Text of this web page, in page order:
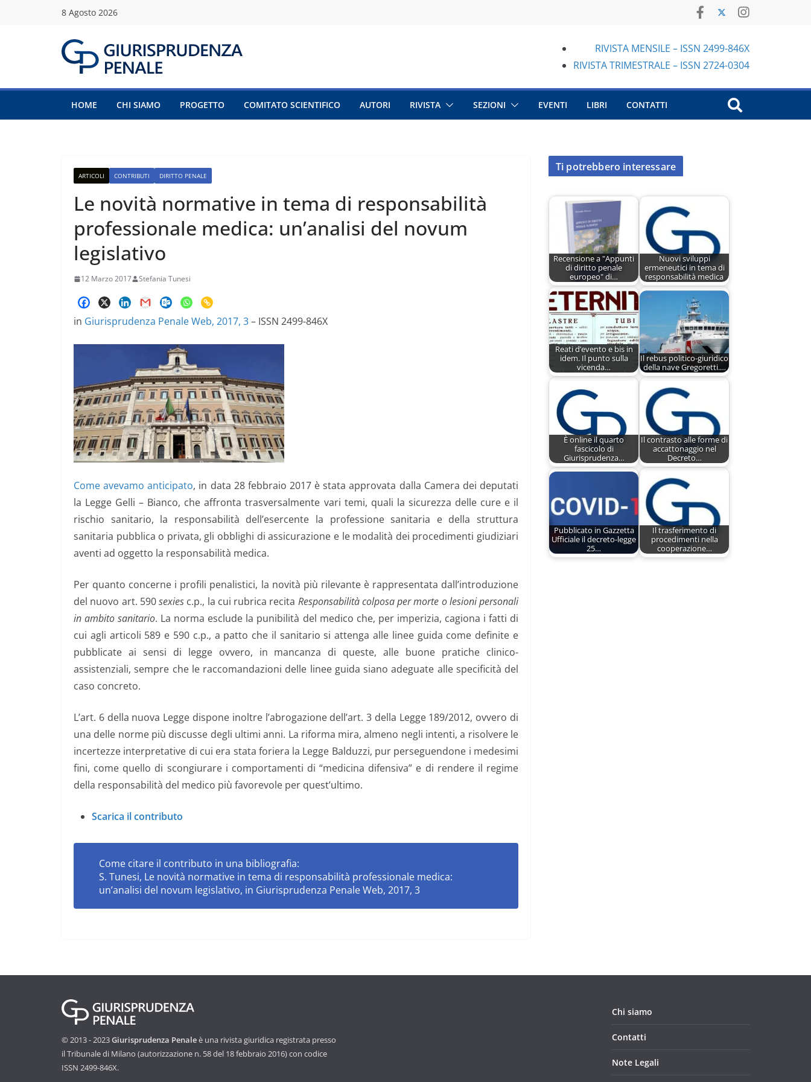
8 Agosto 2026
RIVISTA MENSILE – ISSN 2499-846X
RIVISTA TRIMESTRALE – ISSN 2724-0304
HOME CHI SIAMO PROGETTO COMITATO SCIENTIFICO AUTORI RIVISTA SEZIONI EVENTI LIBRI CONTATTI
ARTICOLI CONTRIBUTI DIRITTO PENALE
Le novità normative in tema di responsabilità
professionale medica: un’analisi del novum
legislativo
12 Marzo 2017 Stefania Tunesi
in Giurisprudenza Penale Web, 2017, 3– ISSN 2499-846X
Come avevamo anticipato, in data 28 febbraio 2017 è stata approvata dalla Camera dei deputati
la Legge Gelli – Bianco, che affronta trasversalmente vari temi, quali la sicurezza delle cure e il
rischio sanitario, la responsabilità dell’esercente la professione sanitaria e della struttura
sanitaria pubblica o privata, gli obblighi di assicurazione e le modalità dei procedimenti giudiziari
aventi ad oggetto la responsabilità medica.
Per quanto concerne i profili penalistici, la novità più rilevante è rappresentata dall’introduzione
del nuovo art. 590sexies c.p., la cui rubrica recita Responsabilità colposa per morte o lesioni personali
in ambito sanitario. La norma esclude la punibilità del medico che, per imperizia, cagiona i fatti di
cui agli articoli 589 e 590 c.p., a patto che il sanitario si attenga alle linee guida come definite e
pubblicate ai sensi di legge ovvero, in mancanza di queste, alle buone pratiche clinico-
assistenziali, sempre che le raccomandazioni delle linee guida siano adeguate alle specificità del
caso concreto.
L’art. 6 della nuova Legge dispone inoltre l’abrogazione dell’art. 3 della Legge 189/2012, ovvero di
una delle norme più discusse degli ultimi anni. La riforma mira, almeno negli intenti, a risolvere le
incertezze interpretative di cui era stata foriera la Legge Balduzzi, pur perseguendone i medesimi
fini, come quello di scongiurare i comportamenti di “medicina difensiva” e di rendere il regime
della responsabilità del medico più favorevole per quest’ultimo.
Scarica il contributo
Come citare il contributo in una bibliografia:
S. Tunesi, Le novità normative in tema di responsabilità professionale medica:
un’analisi del novum legislativo, in Giurisprudenza Penale Web, 2017, 3
Ti potrebbero interessare
Recensione a "Appunti
di diritto penale
europeo" di…
Nuovi sviluppi
ermeneutici in tema di
responsabilità medica
Reati d’evento e bis in
idem. Il punto sulla
vicenda…
Il rebus politico-giuridico
della nave Gregoretti.…
È online il quarto
fascicolo di
Giurisprudenza…
Il contrasto alle forme di
accattonaggio nel
Decreto…
Pubblicato in Gazzetta
Ufficiale il decreto-legge
25…
Il trasferimento di
procedimenti nella
cooperazione…
© 2013 - 2023Giurisprudenza Penaleè una rivista giuridica registrata presso
il Tribunale di Milano (autorizzazione n. 58 del 18 febbraio 2016) con codice
ISSN 2499-846X.
Chi siamo
Contatti
Note Legali